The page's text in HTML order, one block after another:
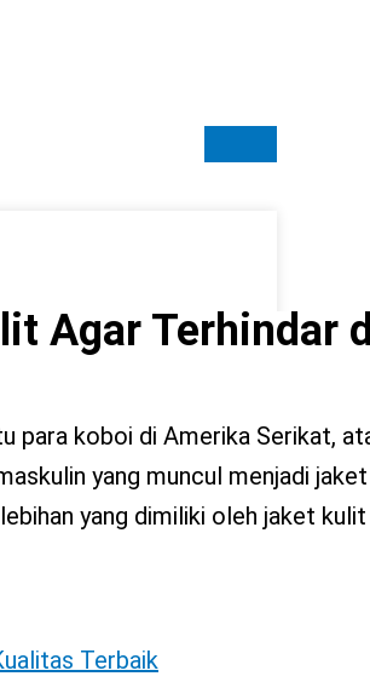
Agar Terhindar
para koboi di Amerika Serikat,
yang muncul menjadi
yang dimiliki oleh jaket
Terbaik